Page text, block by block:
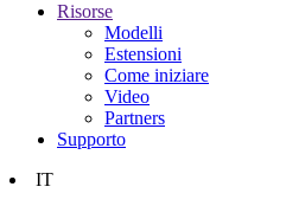
Risorse
Modelli
Estensioni
Come iniziare
Video
Partners
Supporto
IT